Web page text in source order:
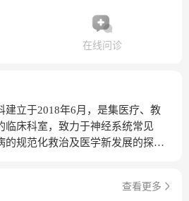
在线问诊
建立于2018年6月，是集医疗、教
临床科室，致力于神经系统常见
的规范化救治及医学新发展的探
师2名，副主任医师4名，主治医师
查看更多